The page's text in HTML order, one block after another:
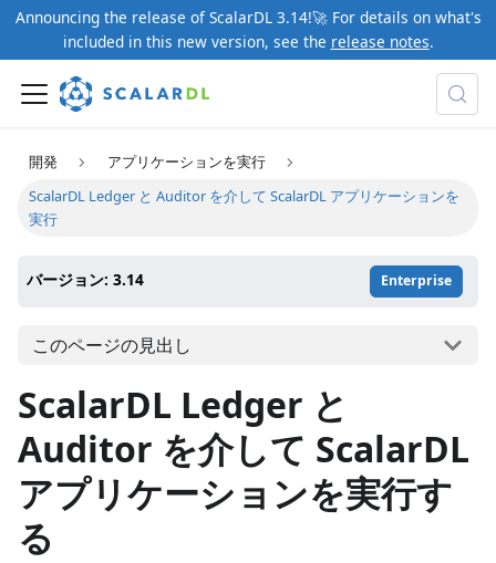
Announcing the release of ScalarDL 3.14!🚀 For details on what's
included in this new version, see the release notes.
開発
アプリケーションを実行
ScalarDL Ledger と Auditor を介して ScalarDL アプリケーションを
実行
バージョン: 3.14 Enterprise
このページの見出し
ScalarDL Ledger と
Auditor を介して ScalarDL
アプリケーションを実行す
る